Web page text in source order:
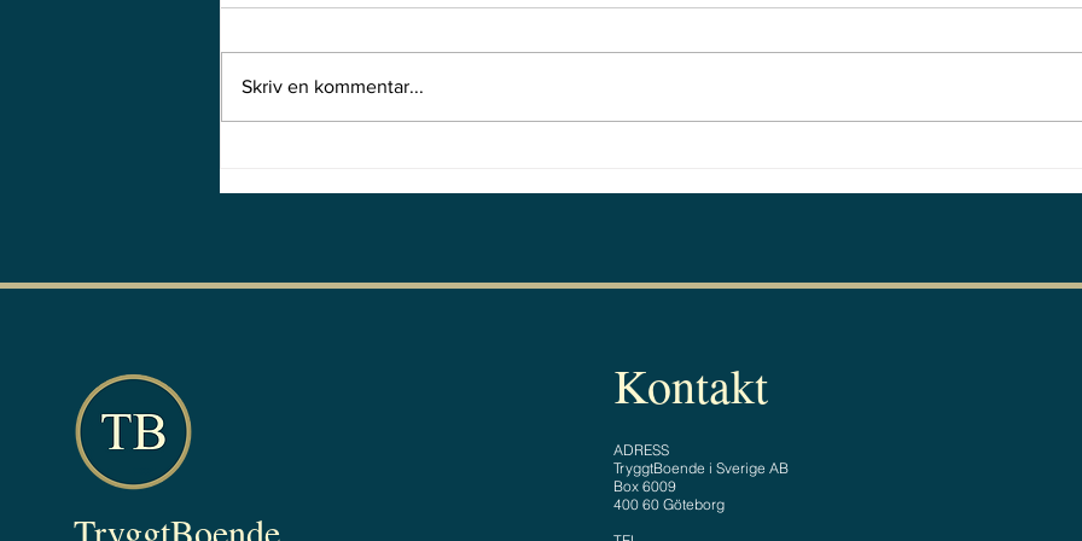
fickan?
Borde vara kriminellt .
Skriv en kommentar...
TryggtBoende
Kontakt
ADRESS
TryggtBoende i Sverige AB
Box 6009
400 60 Göteborg